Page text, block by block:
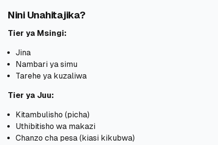
Nini Unahitajika?
Tier ya Msingi:
Jina
Nambari ya simu
Tarehe ya kuzaliwa
Tier ya Juu:
Kitambulisho (picha)
Uthibitisho wa makazi
Chanzo cha pesa (kiasi kikubwa)